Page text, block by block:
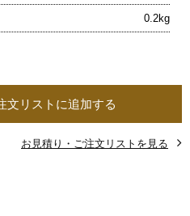
0.2kg
文リストに追加する
お見積り・ご注文リストを見る